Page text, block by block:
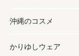
沖縄そば／乾麺
レトルト食品
塩
お酢／ドレッシング
黒糖
ちんすこう
お酒・ドリンク
泡盛
沖縄のコスメ
コスメ
かりゆしウェア